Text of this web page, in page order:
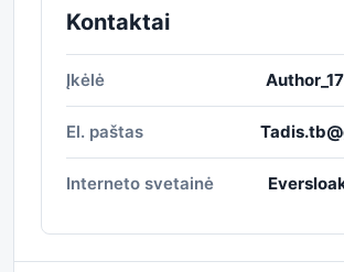
Kontaktai
Įkėlė
El. paštas
Interneto svetainė